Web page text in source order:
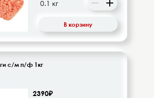
В корзину
с/м п/ф 1кг
2390₽